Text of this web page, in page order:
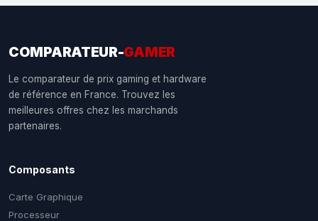
COMPARATEUR-GAMER
Le comparateur de prix gaming et hardware
de référence en France. Trouvez les
meilleures offres chez les marchands
partenaires.
Composants
Carte Graphique
Processeur